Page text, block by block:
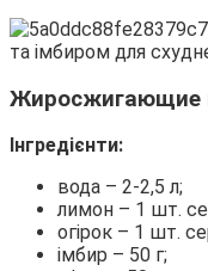
Жиросжигающие
Інгредієнти:
вода – 2-2,5 л;
лимон – 1 шт.
огірок – 1 шт.
імбир – 50 г;